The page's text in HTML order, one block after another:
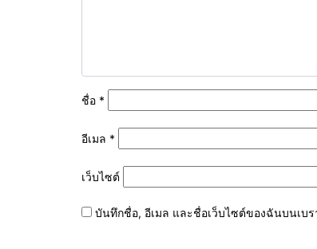
ชื่อ *
อีเมล *
เว็บไซต์
บันทึกชื่อ, อีเมล และชื่อเว็บไซต์ของฉันบนเบ